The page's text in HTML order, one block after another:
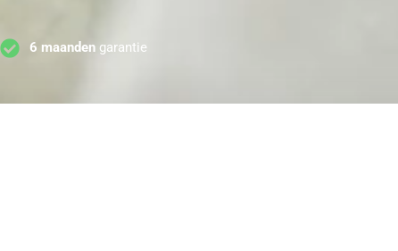
6 maandengarantie